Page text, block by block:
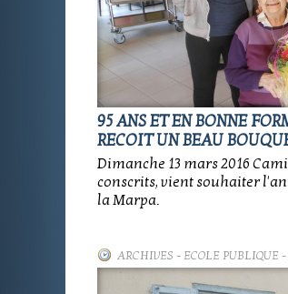
95 ANS ET EN BONNE
RECOIT UN BEAU
Dimanche 13 mars 2016
conscrits, vient souhaiter
la Marpa.
ARCHIVES - ECOLE PUBLIQUE